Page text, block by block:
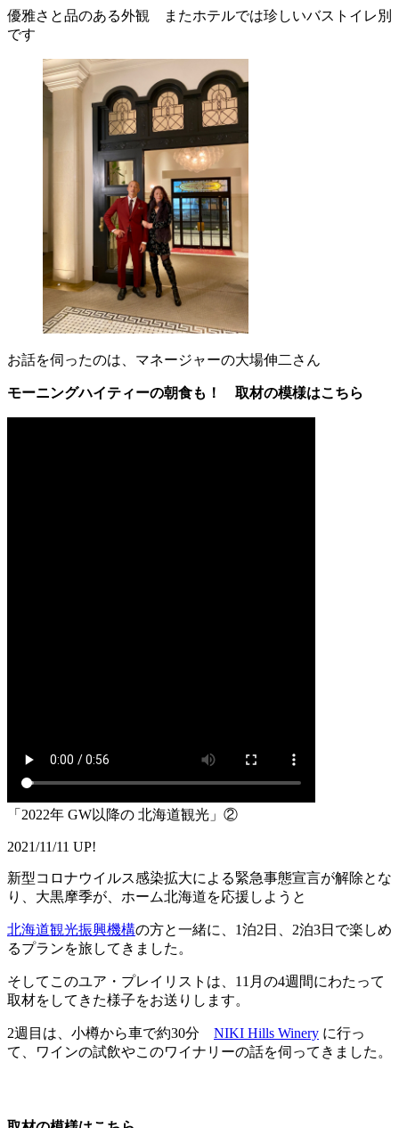
優雅さと品のある外観 またホテルでは珍しいバストイレ別
です
お話を伺ったのは、マネージャーの大場伸二さん
モーニングハイティーの朝食も！ 取材の模様はこちら
「2022年 GW以降の 北海道観光」②
2021/11/11 UP!
新型コロナウイルス感染拡大による緊急事態宣言が解除とな
り、大黒摩季が、ホーム北海道を応援しようと
北海道観光振興機構の方と一緒に、1泊2日、2泊3日で楽しめ
るプランを旅してきました。
そしてこのユア・プレイリストは、11月の4週間にわたって
取材をしてきた様子をお送りします。
2週目は、小樽から車で約30分 NIKI Hills Winery に行っ
て、ワインの試飲やこのワイナリーの話を伺ってきました。